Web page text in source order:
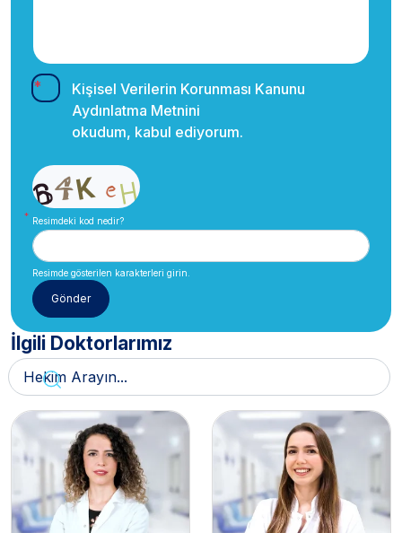
Kişisel Verilerin Korunması Kanunu
Aydınlatma Metnini
okudum, kabul ediyorum.
Resimdeki kod nedir?
Resimde gösterilen karakterleri girin.
İlgili Doktorlarımız